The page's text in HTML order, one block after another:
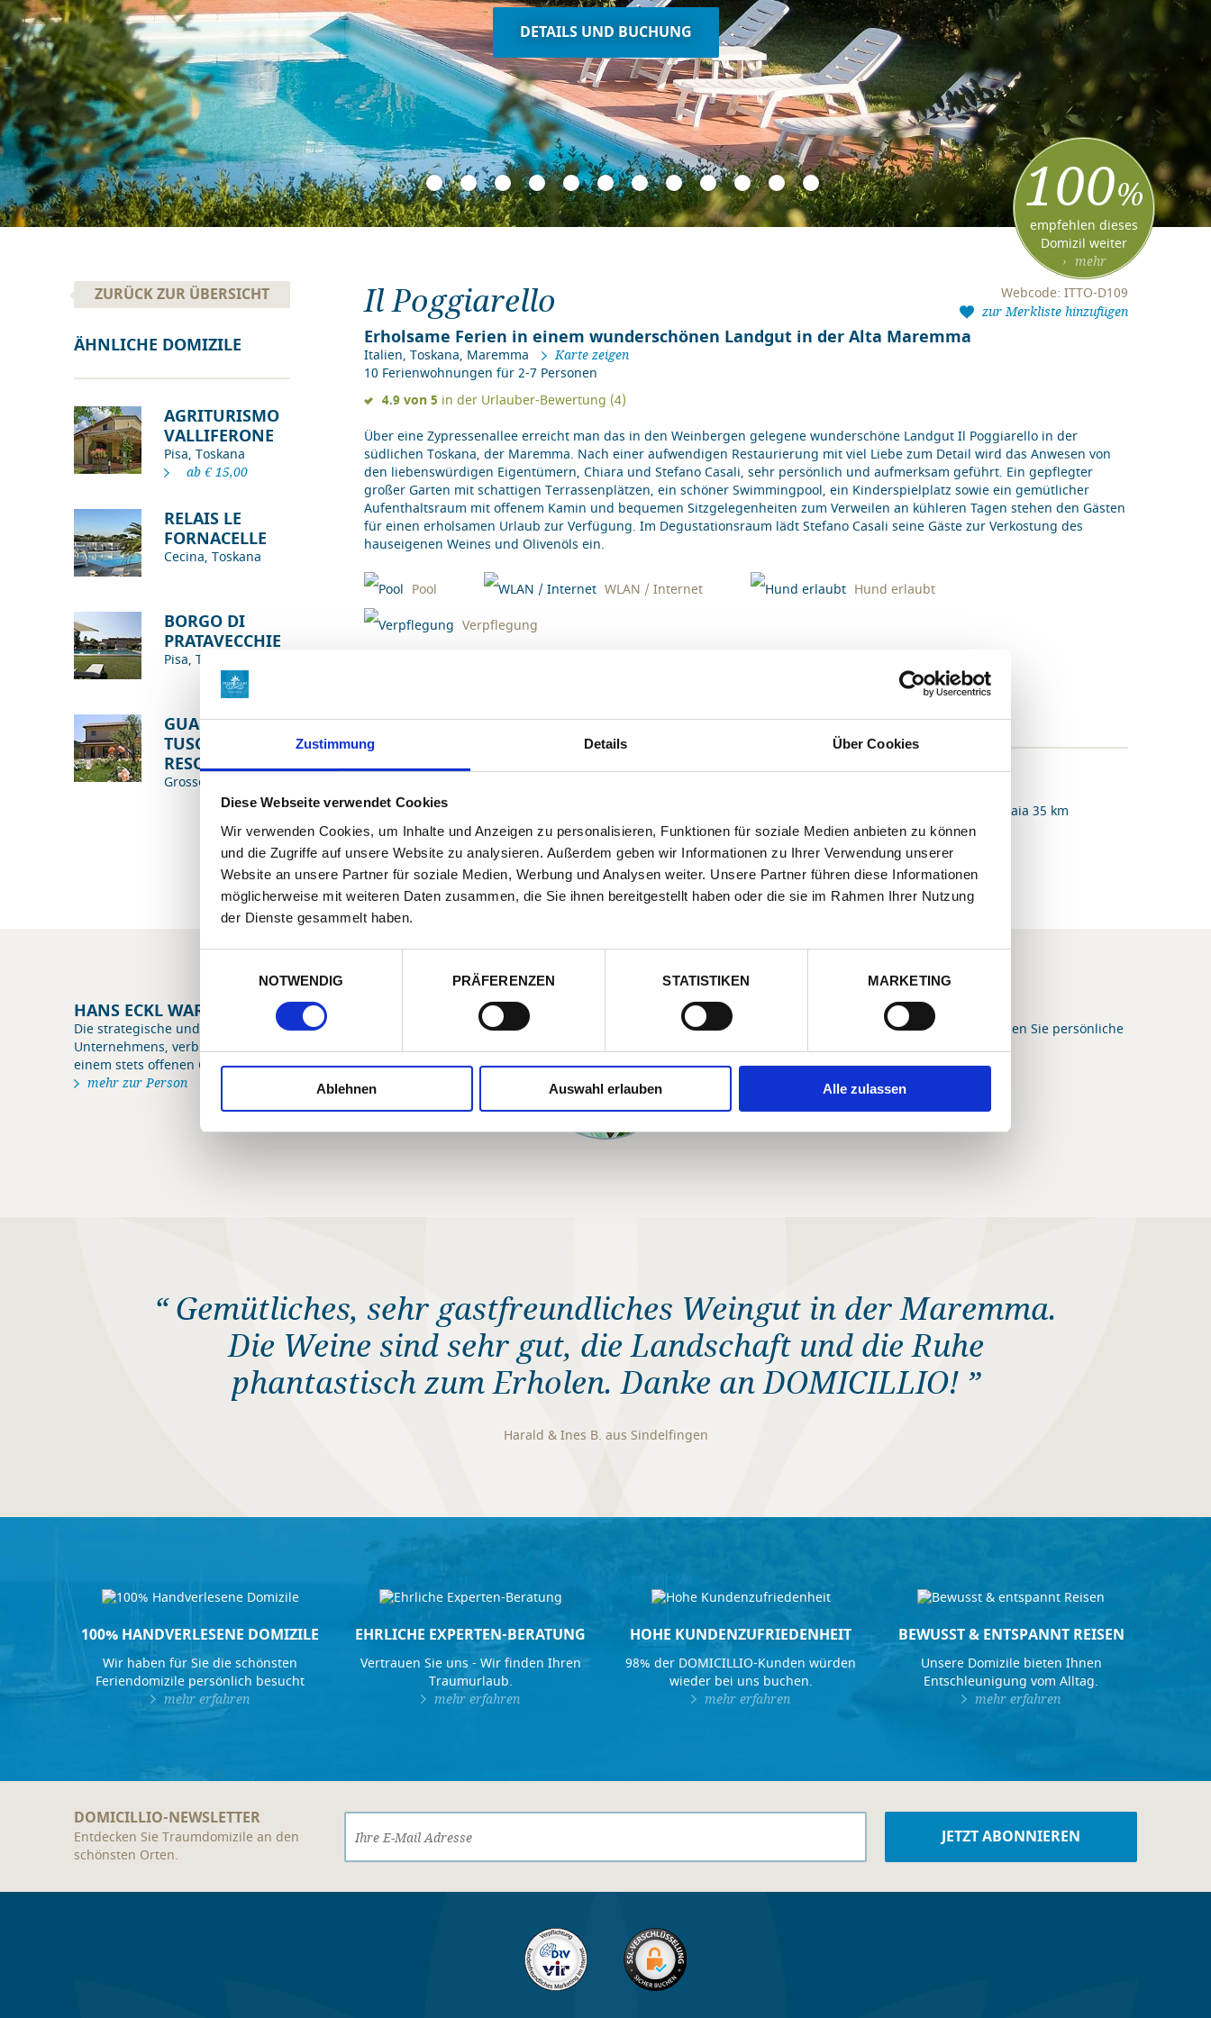
Zustimmung Details Über Cookies
Diese Webseite verwendet Cookies
Wir verwenden Cookies, um Inhalte und Anzeigen zu personalisieren, Funktionen für soziale Medien anbieten zu können
und die Zugriffe auf unsere Website zu analysieren. Außerdem geben wir Informationen zu Ihrer Verwendung unserer
Website an unsere Partner für soziale Medien, Werbung und Analysen weiter. Unsere Partner führen diese Informationen
möglicherweise mit weiteren Daten zusammen, die Sie ihnen bereitgestellt haben oder die sie im Rahmen Ihrer Nutzung
der Dienste gesammelt haben.
NOTWENDIG
PRÄFERENZEN STATISTIKEN MARKETING
Ablehnen Auswahl erlauben Alle zulassen
DETAILS UND BUCHUNG
100%
empfehlen dieses
Domizil weiter
› mehr
zur Merkliste hinzufügen
Il Poggiarello Webcode: ITTO-D109
Erholsame Ferien in einem wunderschönen Landgut in der Alta Maremma
Italien, Toskana, Maremma Karte zeigen
10 Ferienwohnungen für 2-7 Personen
4.9von5 in der Urlauber-Bewertung (4)
Über eine Zypressenallee erreicht man das in den Weinbergen gelegene wunderschöne Landgut Il Poggiarello in der
südlichen Toskana, der Maremma. Nach einer aufwendigen Restaurierung mit viel Liebe zum Detail wird das Anwesen von
den liebenswürdigen Eigentümern, Chiara und Stefano Casali, sehr persönlich und aufmerksam geführt. Ein gepflegter
großer Garten mit schattigen Terrassenplätzen, ein schöner Swimmingpool, ein Kinderspielplatz sowie ein gemütlicher
Aufenthaltsraum mit offenem Kamin und bequemen Sitzgelegenheiten zum Verweilen an kühleren Tagen stehen den Gästen
für einen erholsamen Urlaub zur Verfügung. Im Degustationsraum lädt Stefano Casali seine Gäste zur Verkostung des
hauseigenen Weines und Olivenöls ein.
Pool WLAN / Internet
Hund erlaubt
Verpflegung
BUCHUNG DOMIZIL DETAILS FOTOS LAGE BEWERTUNGEN (4)
Einkaufen und Restaurants: Ribolla 8 km
Roccastrada 8 km, Sticciano Scalo 5 km
Nächster Strand: Castiglione della Pescaia 35 km
ZURÜCK ZUR ÜBERSICHT
ÄHNLICHE DOMIZILE
AGRITURISMO
VALLIFERONE
Pisa, Toskana
ab € 15,00
RELAIS LE
FORNACELLE
Cecina, Toskana
BORGO DI
PRATAVECCHIE
Pisa, Toskana
GUADALUPE
TUSCANY
RESORT
Grosseto, Toskana
HANS ECKL WAR VOR ORT
Die strategische und zukunftsorientierte Ausrichtung des
Unternehmens, verbunden mit einer guten Portion Humor und
einem stets offenen Ohr für den Kunden - das ist Hans Eckl.
mehr zur Person
ICH HELFE IHNEN GERNE WEITER
Haben Sie eine Frage zum Domizil oder wünschen Sie persönliche
Unterstützung bei Ihrer Urlaubs-Buchung?
“ Gemütliches, sehr gastfreundliches Weingut in der Maremma.
Die Weine sind sehr gut, die Landschaft und die Ruhe
phantastisch zum Erholen. Danke an DOMICILLIO! ”
Harald & Ines B. aus Sindelfingen
100% HANDVERLESENE DOMIZILE
Wir haben für Sie die schönsten
Feriendomizile persönlich besucht
mehr erfahren
EHRLICHE EXPERTEN-BERATUNG
Vertrauen Sie uns - Wir finden Ihren
Traumurlaub.
mehr erfahren
HOHE KUNDENZUFRIEDENHEIT
98% der DOMICILLIO-Kunden würden
wieder bei uns buchen.
mehr erfahren
BEWUSST & ENTSPANNT REISEN
Unsere Domizile bieten Ihnen
Entschleunigung vom Alltag.
mehr erfahren
DOMICILLIO-NEWSLETTER
Entdecken Sie Traumdomizile an den
schönsten Orten.